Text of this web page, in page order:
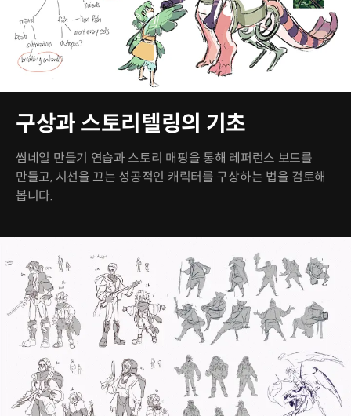
구상과 스토리텔링의 기초
썸네일 만들기 연습과 스토리 매핑을 통해 레퍼런스 보드를
만들고, 시선을 끄는 성공적인 캐릭터를 구상하는 법을 검토해
봅니다.